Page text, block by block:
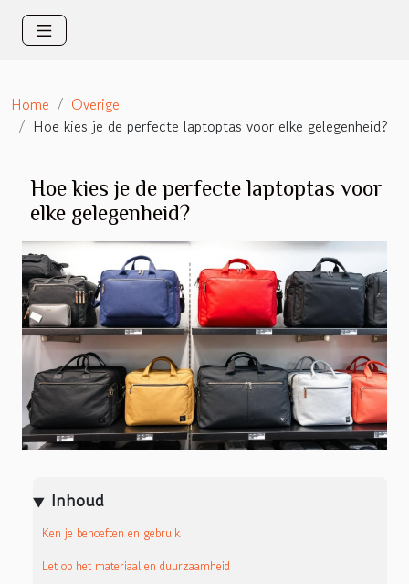
Home
Overige
Hoe kies je de perfecte laptoptas voor elke gelegenheid?
Hoe kies je de perfecte laptoptas voor
elke gelegenheid?
Inhoud
Ken je behoeften en gebruik
Let op het materiaal en duurzaamheid